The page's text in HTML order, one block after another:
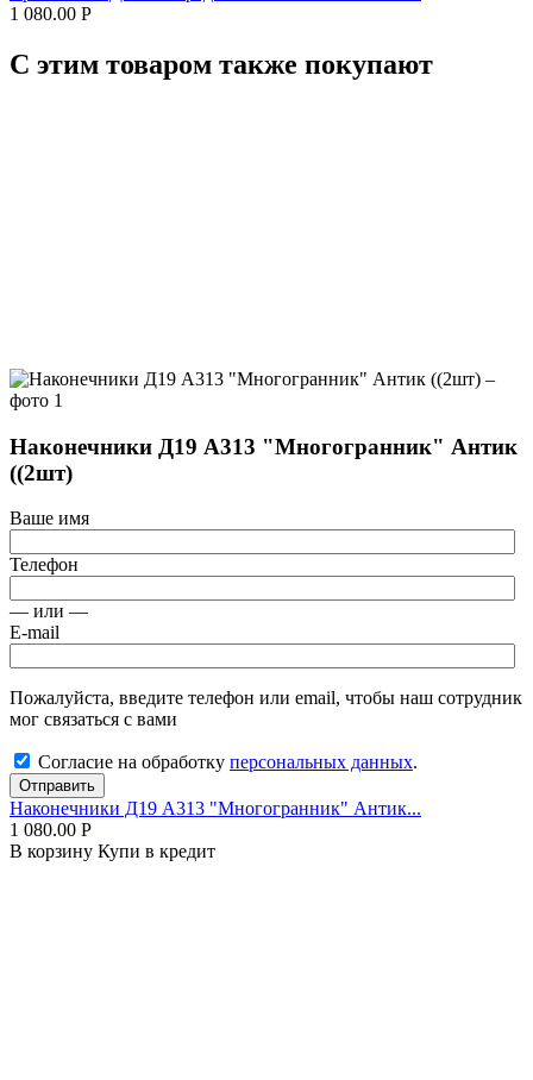
1 080.00 Р
С этим товаром также покупают
Наконечники Д19 А313 "Многогранник" Антик
((2шт)
Ваше имя
Телефон
— или —
E-mail
Пожалуйста, введите телефон или email, чтобы наш сотрудник
мог связаться с вами
Согласие на обработку персональных данных.
Отправить
Наконечники Д19 А313 "Многогранник" Антик...
1 080.00 Р
В корзину Купи в кредит